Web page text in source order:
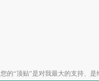
您的“顶贴”是对我最大的支持、